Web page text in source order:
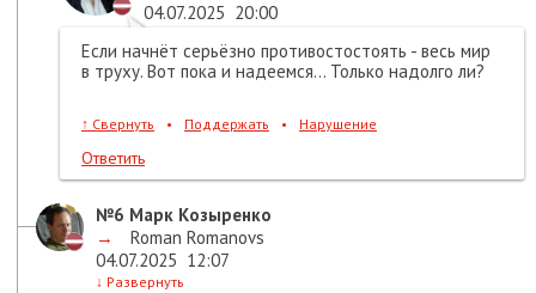
04.07.2025 20:00
Если начнёт серьёзно противостостоять - весь мир
в труху. Вот пока и надеемся... Только надолго ли?
↑ Свернуть • Поддержать • Нарушение
Ответить
№6 Марк Козыренко
→
Roman Romanovs
04.07.2025 12:07
↓ Развернуть